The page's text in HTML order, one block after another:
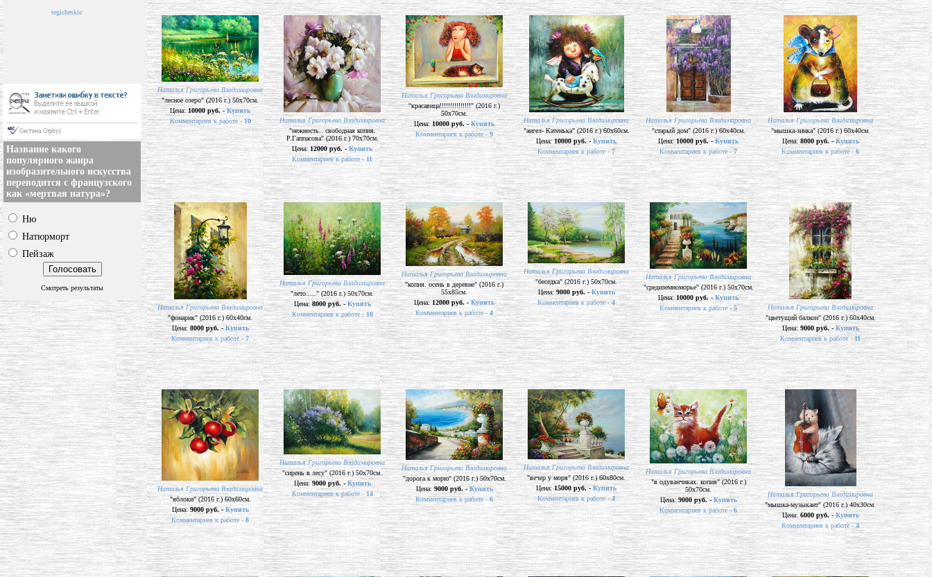
tegicheskie
Название какого
популярного жанра
изобразительного искусства
переводится с французского
как «мертвая натура»?
Ню
Натюрморт
Пейзаж
Смотреть результаты
Наталья Григорьева Владимировна
"лесное озеро" (2016 г.) 50х70см.
Цена: 10000 руб. -Купить
Комментариев к работе - 10
Наталья Григорьева Владимировна
"нежность.. свободная копия.
Р.Гаппасова" (2016 г.) 70х70см.
Цена: 12000 руб. - Купить
Комментариев к работе - 11
Наталья Григорьева Владимировна
"красавица!!!!!!!!!!!!!!!" (2016 г.)
50х70см.
Цена:10000 руб. -Купить
Комментариев к работе -9
Наталья Григорьева Владимировна
"ангел- Катенька" (2016 г.) 60х60см.
Цена:10000 руб. - Купить
Комментариев к работе -7
Наталья Григорьева Владимировна
"старый дом" (2016 г.) 60х40см.
Цена:10000 руб. - Купить
Комментариев к работе -7
Наталья Григорьева Владимировна
"мышка-зинка" (2016 г.) 60х40см.
Цена: 8000 руб. - Купить
Комментариев к работе -6
Наталья Григорьева Владимировна
"фонарик" (2016 г.) 60х40см.
Цена: 8000 руб. -Купить
Комментариев к работе -7
Наталья Григорьева Владимировна
"лето....." (2016 г.) 50х70см.
Цена: 8000 руб. - Купить
Комментариев к работе - 10
Наталья Григорьева Владимировна
"копия. осень в деревне" (2016 г.)
55х85см.
Цена:12000 руб. -Купить
Комментариев к работе - 4
Наталья Григорьева Владимировна
"беседка" (2016 г.) 50х70см.
Цена: 9000 руб. - Купить
Комментариев к работе -4
Наталья Григорьева Владимировна
"средиземноморье" (2016 г.) 50х70см.
Цена: 10000 руб. - Купить
Комментариев к работе -5
Наталья Григорьева Владимировна
"цветущий балкон" (2016 г.) 60х40см.
Цена: 9000 руб. - Купить
Комментариев к работе -11
Наталья Григорьева Владимировна
"яблоки" (2016 г.) 60х60см.
Цена:9000 руб. - Купить
Комментариев к работе -8
Наталья Григорьева Владимировна
"сирень в лесу" (2016 г.) 50х70см.
Цена: 9000 руб. -Купить
Комментариев к работе - 14
Наталья Григорьева Владимировна
"дорога к морю" (2016 г.) 50х70см.
Цена:9000 руб. -Купить
Комментариев к работе - 6
Наталья Григорьева Владимировна
"вечер у моря" (2016 г.) 60х80см.
Цена:15000 руб. -Купить
Комментариев к работе -4
Наталья Григорьева Владимировна
"в одуванчиках. копия" (2016 г.)
50х70см.
Цена:9000 руб. -Купить
Комментариев к работе -6
Наталья Григорьева Владимировна
"мышка-музыкант" (2016 г.) 40х30см.
Цена: 6000 руб. - Купить
Комментариев к работе -4